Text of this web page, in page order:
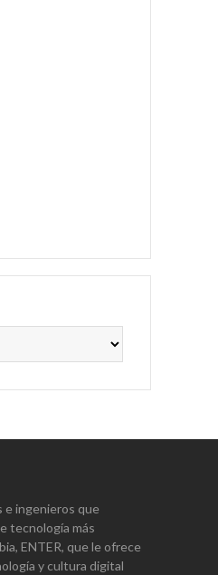
e ingenieros que
tecnología más
ENTER, que le ofrece
y cultura digital